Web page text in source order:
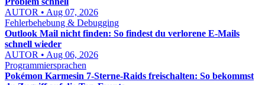
AUTOR • Aug 07, 2026
Fehlerbehebung & Debugging
Outlook Mail nicht finden: So findest du verlorene E-Mails
schnell wieder
AUTOR • Aug 06, 2026
Programmiersprachen
Pokémon Karmesin 7-Sterne-Raids freischalten: So bekommst